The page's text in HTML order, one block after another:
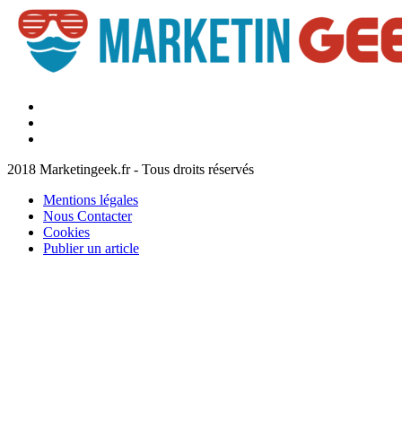
2018 Marketingeek.fr - Tous droits réservés
Mentions légales
Nous Contacter
Cookies
Publier un article